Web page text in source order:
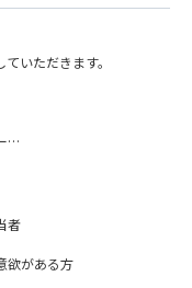
等では約90％以上がカテ
ワイヤ）で国内トップク
いただきます。
ン
だく予定の業務、３年程
らう予定）
分析
者
欲がある方